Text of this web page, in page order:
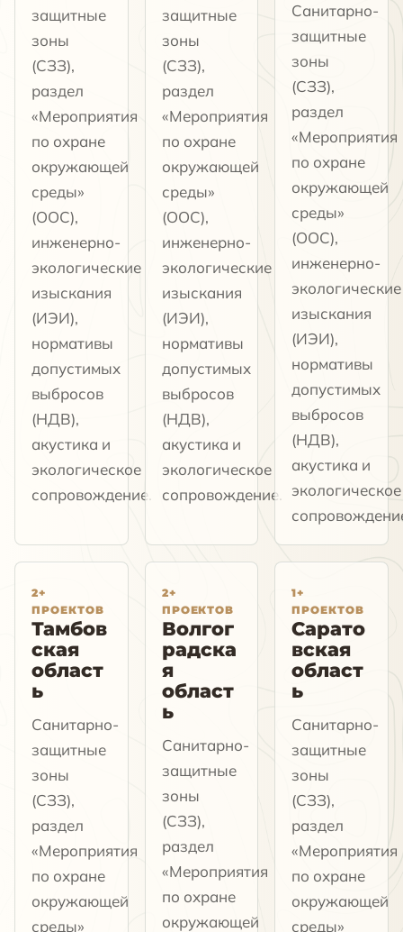
защитные
зоны
(СЗЗ),
раздел
«Мероприятия
по охране
окружающей
среды»
(ООС),
инженерно-
экологические
изыскания
(ИЭИ),
нормативы
допустимых
выбросов
(НДВ),
акустика и
экологическое
сопровождение.
защитные
зоны
(СЗЗ),
раздел
«Мероприятия
по охране
окружающей
среды»
(ООС),
инженерно-
экологические
изыскания
(ИЭИ),
нормативы
допустимых
выбросов
(НДВ),
акустика и
экологическое
сопровождение.
Санитарно-
защитные
зоны
(СЗЗ),
раздел
«Мероприятия
по охране
окружающей
среды»
(ООС),
инженерно-
экологические
изыскания
(ИЭИ),
нормативы
допустимых
выбросов
(НДВ),
акустика и
экологическое
2+
ПРОЕКТОВ
Тамбов
ская
област
ь
Санитарно-
защитные
зоны
(СЗЗ),
раздел
«Мероприятия
по охране
окружающей
среды»
2+
ПРОЕКТОВ
Волгог
радска
я
област
ь
Санитарно-
защитные
зоны
(СЗЗ),
раздел
«Мероприятия
по охране
окружающей
1+
ПРОЕКТОВ
Сарато
вская
област
ь
Санитарно-
защитные
зоны
(СЗЗ),
раздел
«Мероприятия
по охране
окружающей
среды»